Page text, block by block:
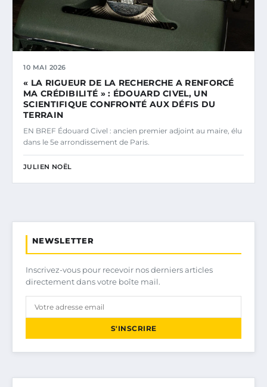
10 MAI 2026
« LA RIGUEUR DE LA RECHERCHE A RENFORCÉ
MA CRÉDIBILITÉ » : ÉDOUARD CIVEL, UN
SCIENTIFIQUE CONFRONTÉ AUX DÉFIS DU
TERRAIN
EN BREF Édouard Civel : ancien premier adjoint au maire, élu
dans le 5e arrondissement de Paris.
JULIEN NOËL
NEWSLETTER
Inscrivez-vous pour recevoir nos derniers articles
directement dans votre boîte mail.
S'INSCRIRE